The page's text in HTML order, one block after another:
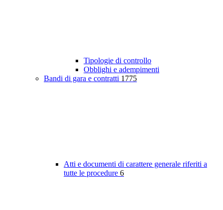
Tipologie di controllo
Obblighi e adempimenti
Bandi di gara e contratti 1775
Atti e documenti di carattere generale riferiti a
tutte le procedure 6